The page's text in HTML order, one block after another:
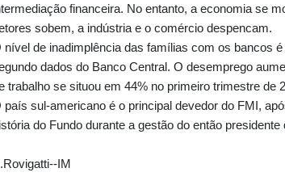
financeira. No entanto, a economia se
sobem, a indústria e o comércio despencam.
nível de inadimplência das famílias com os bancos
dados do Banco Central. O desemprego
trabalho se situou em 44% no primeiro trimestre de
país sul-americano é o principal devedor do FMI,
do Fundo durante a gestão do então
IM